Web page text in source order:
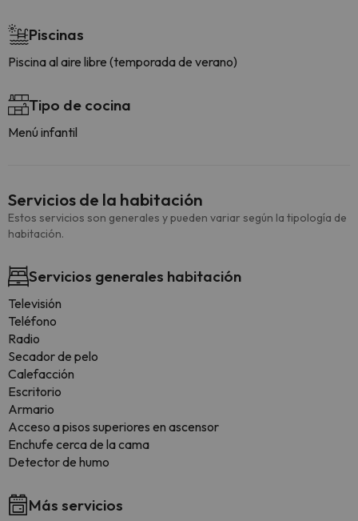
Piscinas
Piscina al aire libre (temporada de verano)
Tipo de cocina
Menú infantil
Servicios de la habitación
Estos servicios son generales y pueden variar según la tipología de
habitación.
Servicios generales habitación
Televisión
Teléfono
Radio
Secador de pelo
Calefacción
Escritorio
Armario
Acceso a pisos superiores en ascensor
Enchufe cerca de la cama
Detector de humo
Más servicios